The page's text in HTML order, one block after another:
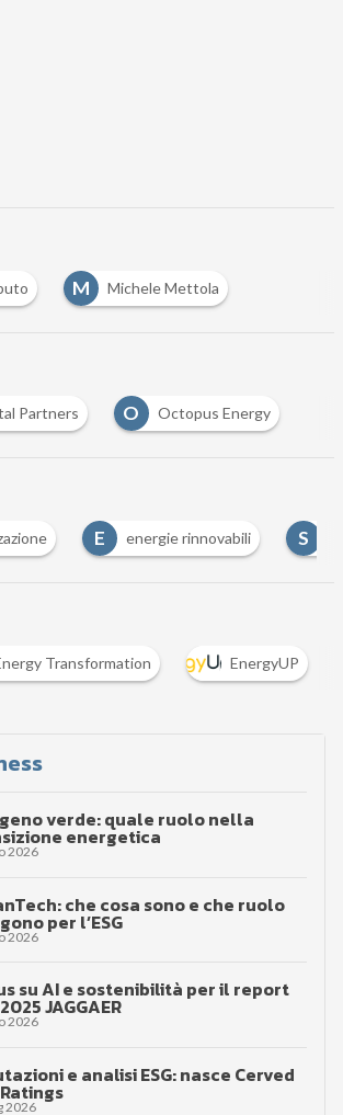
M Michele Mettola
Partners O Octopus Energy
E energie rinnovabili S
Transformation EnergyUP
verde: quale ruolo nella
energetica
2026
che cosa sono e che ruolo
per l’ESG
2026
su AI e sostenibilità per il report
JAGGAER
2026
e analisi ESG: nasce Cerved
Ratings
2026